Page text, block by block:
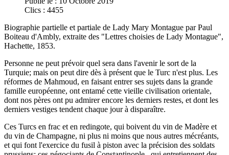
Clics : 4455
Biographie partielle et partiale de Lady Mary Montague par Paul
Boiteau d'Ambly, extraite des "Lettres choisies de Lady Montague",
Hachette, 1853.
Personne ne peut prévoir quel sera dans l'avenir le sort de la
Turquie; mais on peut dire dès à présent que le Turc n'est plus. Les
réformes de Mahmoud, en faisant entrer ses sujets dans la grande
famille européenne, ont entamé cette vieille civilisation orientale,
dont nos pères ont pu admirer encore les derniers restes, et dont les
derniers vestiges tendent chaque jour à disparaître.
Ces Turcs en frac et en redingote, qui boivent du vin de Madère et
du vin de Champagne, ni plus ni moins que nous autres mécréants,
et qui font l'exercice du fusil à piston avec la précision des soldats